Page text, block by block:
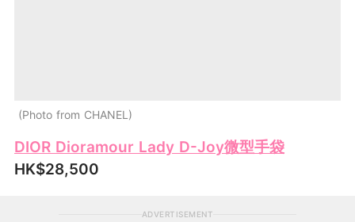
Photo from CHANEL
DIOR Dioramour Lady D-Joy微型手袋
HK$28,500
ADVERTISEMENT